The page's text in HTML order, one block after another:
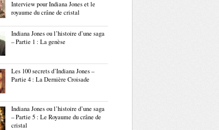
Interview pour Indiana Jones et le
royaume du crâne de cristal
Indiana Jones ou l’histoire d’une saga
– Partie 1 : La genèse
Les 100 secrets d’Indiana Jones –
Partie 4 : La Dernière Croisade
Indiana Jones ou l’histoire d’une saga
– Partie 5 : Le Royaume du crâne de
cristal